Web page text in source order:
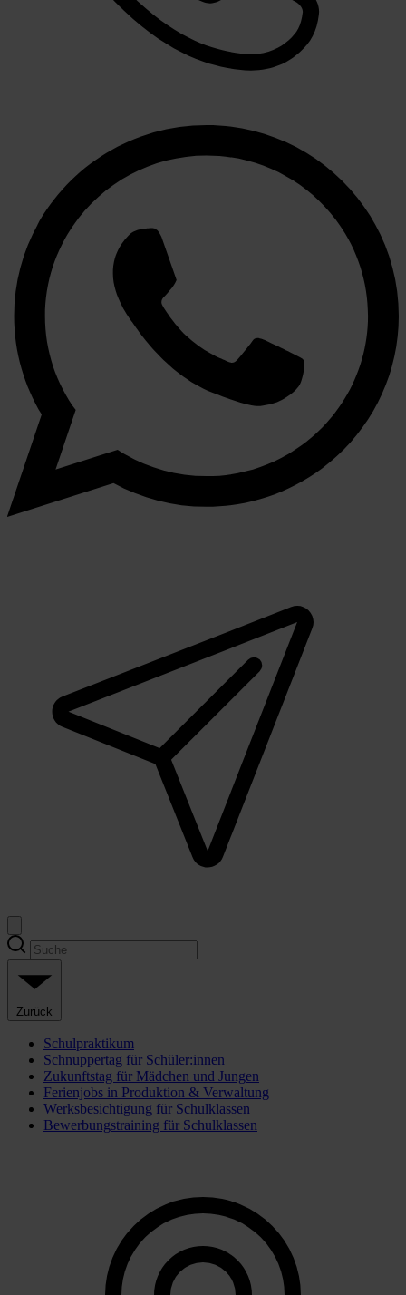
Zurück
Schulpraktikum
Schnuppertag für Schüler:innen
Zukunftstag für Mädchen und Jungen
Ferienjobs in Produktion & Verwaltung
Werksbesichtigung für Schulklassen
Bewerbungstraining für Schulklassen